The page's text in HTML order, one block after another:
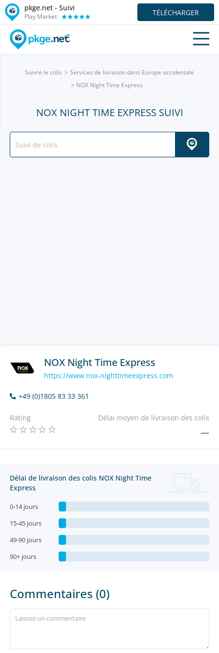
pkge.net - Suivi
Play Market: TÉLÉCHARGER
Suivre le colis
Services de livraison dans Europe occidentale
NOX Night Time Express
NOX NIGHT TIME EXPRESS SUIVI
NOX Night Time Express
https://www.nox-nighttimeexpress.com
+49 (0)1805 83 33 361
Rating Délai moyen de livraison des colis
—
Délai de livraison des colis NOX Night Time
Express
0-14 jours
15-45 jours
49-90 jours
90+ jours
Commentaires (0)